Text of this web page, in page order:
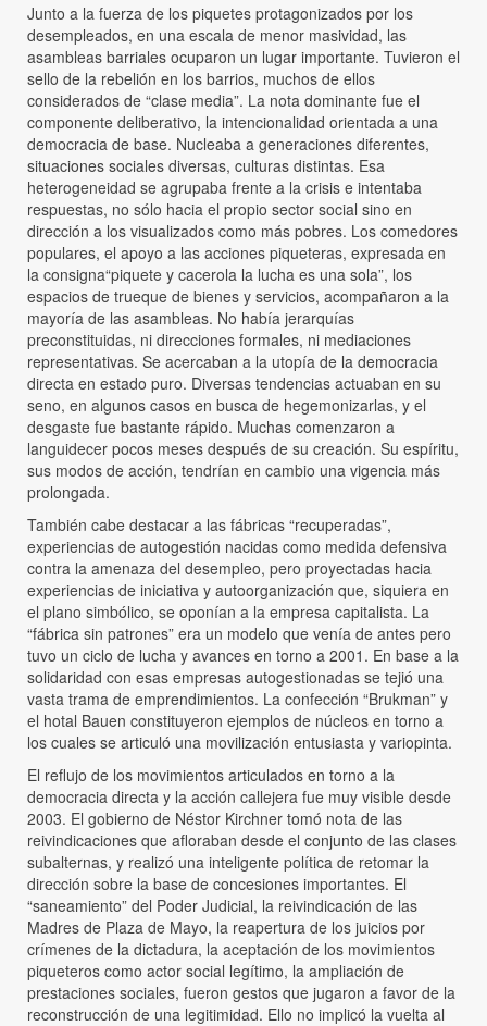
Junto a la fuerza de los piquetes protagonizados por los
desempleados, en una escala de menor masividad, las
asambleas barriales ocuparon un lugar importante. Tuvieron el
sello de la rebelión en los barrios, muchos de ellos
considerados de “clase media”. La nota dominante fue el
componente deliberativo, la intencionalidad orientada a una
democracia de base. Nucleaba a generaciones diferentes,
situaciones sociales diversas, culturas distintas. Esa
heterogeneidad se agrupaba frente a la crisis e intentaba
respuestas, no sólo hacia el propio sector social sino en
dirección a los visualizados como más pobres. Los comedores
populares, el apoyo a las acciones piqueteras, expresada en
la consigna“piquete y cacerola la lucha es una sola”, los
espacios de trueque de bienes y servicios, acompañaron a la
mayoría de las asambleas. No había jerarquías
preconstituidas, ni direcciones formales, ni mediaciones
representativas. Se acercaban a la utopía de la democracia
directa en estado puro. Diversas tendencias actuaban en su
seno, en algunos casos en busca de hegemonizarlas, y el
desgaste fue bastante rápido. Muchas comenzaron a
languidecer pocos meses después de su creación. Su espíritu,
sus modos de acción, tendrían en cambio una vigencia más
prolongada.
También cabe destacar a las fábricas “recuperadas”,
experiencias de autogestión nacidas como medida defensiva
contra la amenaza del desempleo, pero proyectadas hacia
experiencias de iniciativa y autoorganización que, siquiera en
el plano simbólico, se oponían a la empresa capitalista. La
“fábrica sin patrones” era un modelo que venía de antes pero
tuvo un ciclo de lucha y avances en torno a 2001. En base a la
solidaridad con esas empresas autogestionadas se tejió una
vasta trama de emprendimientos. La confección “Brukman” y
el hotal Bauen constituyeron ejemplos de núcleos en torno a
los cuales se articuló una movilización entusiasta y variopinta.
El reflujo de los movimientos articulados en torno a la
democracia directa y la acción callejera fue muy visible desde
2003. El gobierno de Néstor Kirchner tomó nota de las
reivindicaciones que afloraban desde el conjunto de las clases
subalternas, y realizó una inteligente política de retomar la
dirección sobre la base de concesiones importantes. El
“saneamiento” del Poder Judicial, la reivindicación de las
Madres de Plaza de Mayo, la reapertura de los juicios por
crímenes de la dictadura, la aceptación de los movimientos
piqueteros como actor social legítimo, la ampliación de
prestaciones sociales, fueron gestos que jugaron a favor de la
reconstrucción de una legitimidad. Ello no implicó la vuelta al